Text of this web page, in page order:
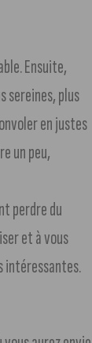
Ensuite,
sereines, plus
en justes
un peu,
perdre du
et à vous
intéressantes.